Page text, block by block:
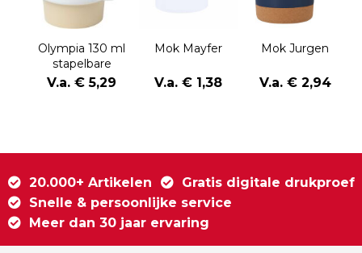
Olympia 130 ml
stapelbare
expressokop
met kleibodem
V.a. € 5,29
Mok Mayfer
V.a. € 1,38
Mok Jurgen
V.a. € 2,94
20.000+ Artikelen
Gratis digitale drukproef
Snelle & persoonlijke service
Meer dan 30 jaar ervaring